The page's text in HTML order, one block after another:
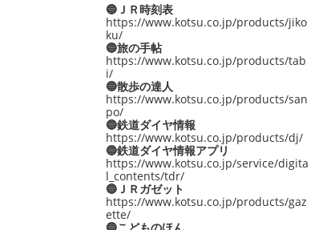
🔵ＪＲ時刻表
https://www.kotsu.co.jp/products/jiko
ku/
🔵旅の手帖
https://www.kotsu.co.jp/products/tab
i/
🔵散歩の達人
https://www.kotsu.co.jp/products/san
po/
🔵鉄道ダイヤ情報
https://www.kotsu.co.jp/products/dj/
🔵鉄道ダイヤ情報アプリ
https://www.kotsu.co.jp/service/digita
l_contents/tdr/
🔵ＪＲガゼット
https://www.kotsu.co.jp/products/gaz
ette/